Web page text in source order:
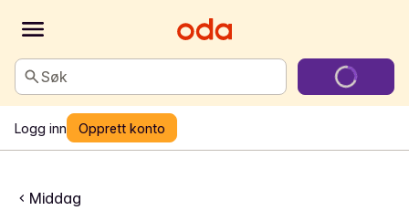
Søk
Logg inn Opprett konto
Middag